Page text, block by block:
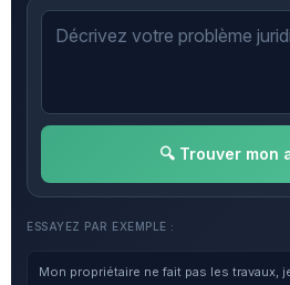
🔍 Trouver mon
ESSAYEZ PAR EXEMPLE :
Mon propriétaire ne fait pas les travaux,